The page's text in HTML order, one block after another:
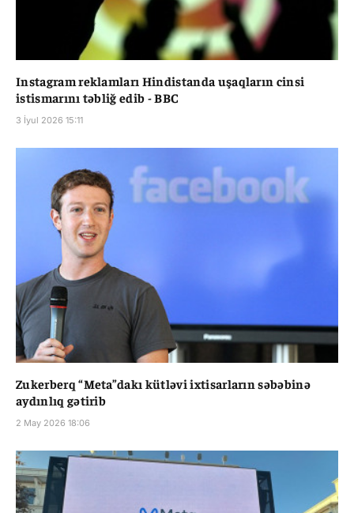
Instagram reklamları Hindistanda uşaqların cinsi
istismarını təbliğ edib - BBC
3 İyul 2026 15:11
Zukerberq “Meta”dakı kütləvi ixtisarların səbəbinə
aydınlıq gətirib
2 May 2026 18:06